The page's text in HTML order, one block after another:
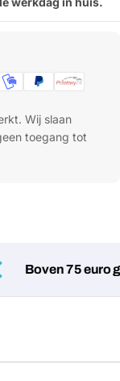
Wij slaan
toegang tot
Boven 75 euro